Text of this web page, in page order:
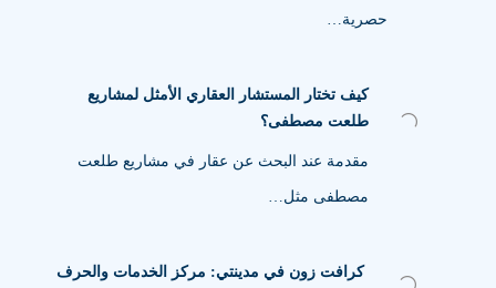
حصرية…
كيف تختار المستشار العقاري الأمثل لمشاريع
طلعت مصطفى؟
مقدمة عند البحث عن عقار في مشاريع طلعت
مصطفى مثل…
كرافت زون في مدينتي: مركز الخدمات والحرف